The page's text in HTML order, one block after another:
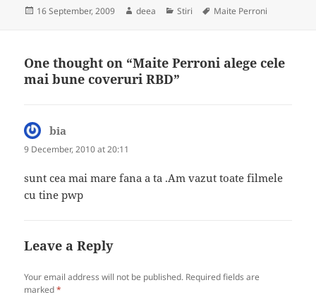
Posted
16 September, 2009 Author
deea Categories
Stiri Tags
Maite Perroni
One thought on “Maite Perroni alege cele
mai bune coveruri RBD”
bia
9 December, 2010 at 20:11
sunt cea mai mare fana a ta .Am vazut toate filmele
cu tine pwp
Leave a Reply
Your email address will not be published. Required fields are
marked*